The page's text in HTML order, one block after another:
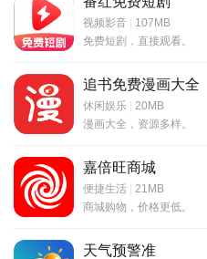
视频影音 | 107MB
免费短剧，直接观看。
追书免费漫画大全
休闲娱乐 | 20MB
漫画大全，资源多样。
嘉倍旺商城
便捷生活 | 21MB
商城购物，价格更低。
天气预警准